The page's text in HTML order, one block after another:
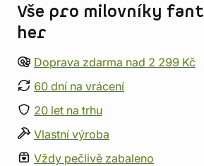
Vše pro milovníky
her
Doprava zdarma nad 2 299 Kč
60 dní na vrácení
20 let na trhu
Vlastní výroba
Vždy pečlivě zabaleno